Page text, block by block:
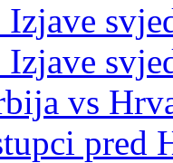
Izjave
vs
pred